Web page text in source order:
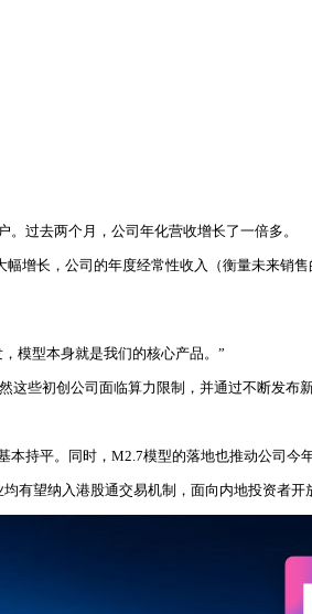
过去两个月，公司年化营收增长了一倍多。
增长，公司的年度经常性收入（衡量未来销
模型本身就是我们的核心产品。”
些初创公司面临算力限制，并通过不断发
持平。同时，M2.7模型的落地也推动公司今
望纳入港股通交易机制，面向内地投资者开